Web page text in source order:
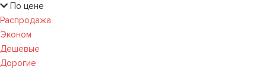
По цене
Распродажа
Эконом
Дешевые
Дорогие